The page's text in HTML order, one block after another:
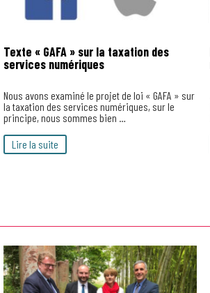
Texte « GAFA » sur la taxation des
services numériques
Nous avons examiné le projet de loi « GAFA » sur
la taxation des services numériques, sur le
principe, nous sommes bien …
Lire la suite